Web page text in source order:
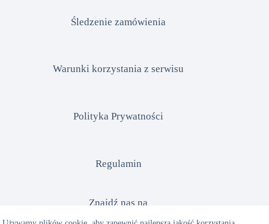
Śledzenie zamówienia
Warunki korzystania z serwisu
Polityka Prywatności
Regulamin
Znajdź nas na